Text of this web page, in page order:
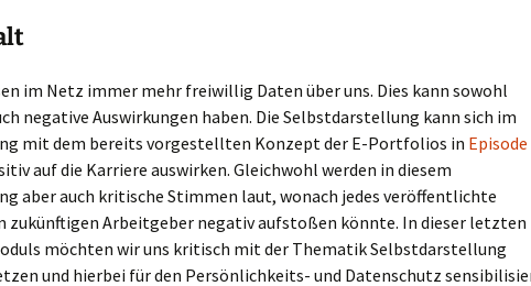
im Netz immer mehr freiwillig Daten über uns. Dies kann sowohl
negative Auswirkungen haben. Die Selbstdarstellung kann sich im
mit dem bereits vorgestellten Konzept der E-Portfolios in Episode
auf die Karriere auswirken. Gleichwohl werden in diesem
aber auch kritische Stimmen laut, wonach jedes veröffentlichte
zukünftigen Arbeitgeber negativ aufstoßen könnte. In dieser letzten
möchten wir uns kritisch mit der Thematik Selbstdarstellung
und hierbei für den Persönlichkeits- und Datenschutz